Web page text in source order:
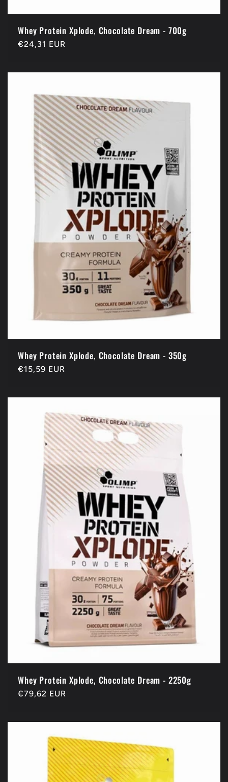
Whey Protein Xplode, Chocolate Dream - 700g
Prix
€24,31 EUR
Whey Protein Xplode, Chocolate Dream - 350g
Prix
€15,59 EUR
Whey Protein Xplode, Chocolate Dream - 2250g
Prix
€79,62 EUR